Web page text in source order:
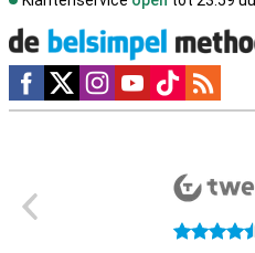
Social media
4.5 sterren